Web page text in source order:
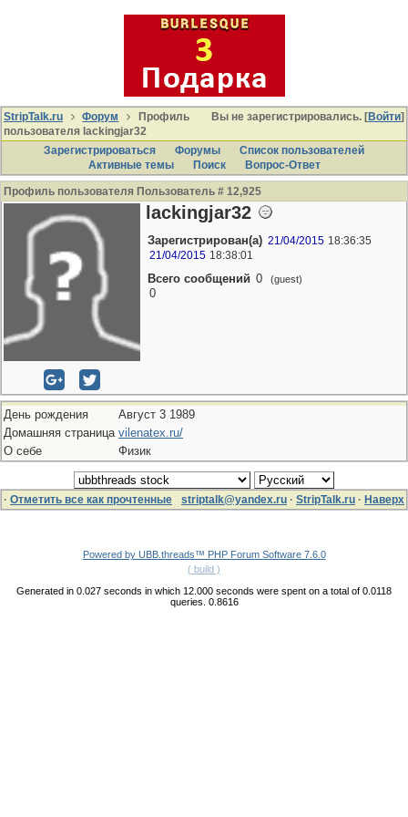
Вы не зарегистрировались. [Войти]
StripTalk.ru Форум
Профиль
пользователя lackingjar32
Зарегистрироваться
Форумы
Список пользователей
Активные темы
Поиcк Вопрос-Ответ
Профиль пользователя Пользователь # 12,925
lackingjar32
Зарегистрирован(а) 21/04/2015 18:36:35
21/04/2015 18:38:01
Всего сообщений 0 (guest)
0
День рождения
Aвгуст 3 1989
Домашняя страница vilenatex.ru/
О себе
Физик
· Отметить все как прочтенные striptalk@yandex.ru · StripTalk.ru · Наверх
Powered by UBB.threads™ PHP Forum Software 7.6.0
( build )
Generated in 0.027 seconds in which 12.000 seconds were spent on a total of 0.0118
queries. 0.8616